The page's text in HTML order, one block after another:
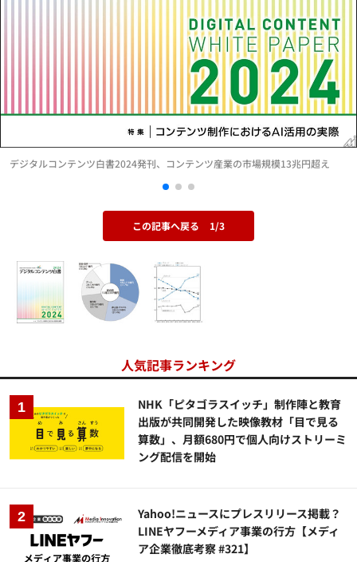
デジタルコンテンツ白書2024発刊、コンテンツ産業の市場規模13兆円超え
この記事へ戻る 1/3
人気記事ランキング
NHK「ピタゴラスイッチ」制作陣と教育
出版が共同開発した映像教材「目で見る
算数」、月額680円で個人向けストリーミ
ング配信を開始
Yahoo!ニュースにプレスリリース掲載？
LINEヤフーメディア事業の行方【メディ
ア企業徹底考察 #321】